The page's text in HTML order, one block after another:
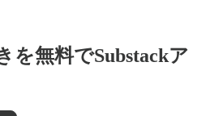
を無料でSubstackア